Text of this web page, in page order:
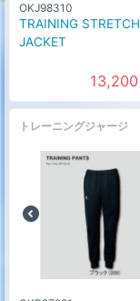
OKJ98310
TRAINING STRETCH
JACKET
13,200
トレーニングジャージ